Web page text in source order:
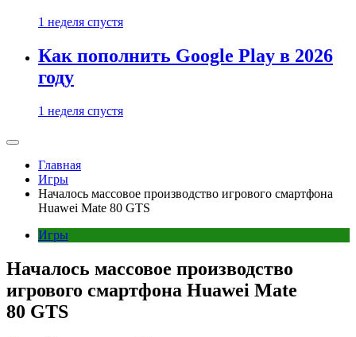
1 неделя спустя
Как пополнить Google Play в 2026
году
1 неделя спустя
Главная
Игры
Началось массовое производство игрового смартфона
Huawei Mate 80 GTS
Игры
Началось массовое производство
игрового смартфона Huawei Mate
80 GTS